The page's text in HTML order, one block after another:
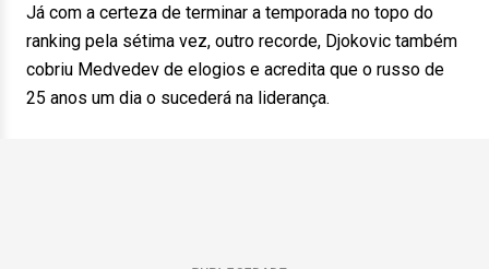
Já com a certeza de terminar a temporada no topo do
ranking pela sétima vez, outro recorde, Djokovic também
cobriu Medvedev de elogios e acredita que o russo de
25 anos um dia o sucederá na liderança.